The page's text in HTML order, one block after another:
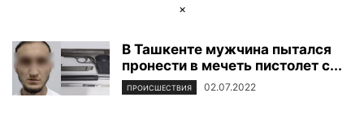
×
В Ташкенте мужчина пытался
пронести в мечеть пистолет с...
ПРОИСШЕСТВИЯ 02.07.2022